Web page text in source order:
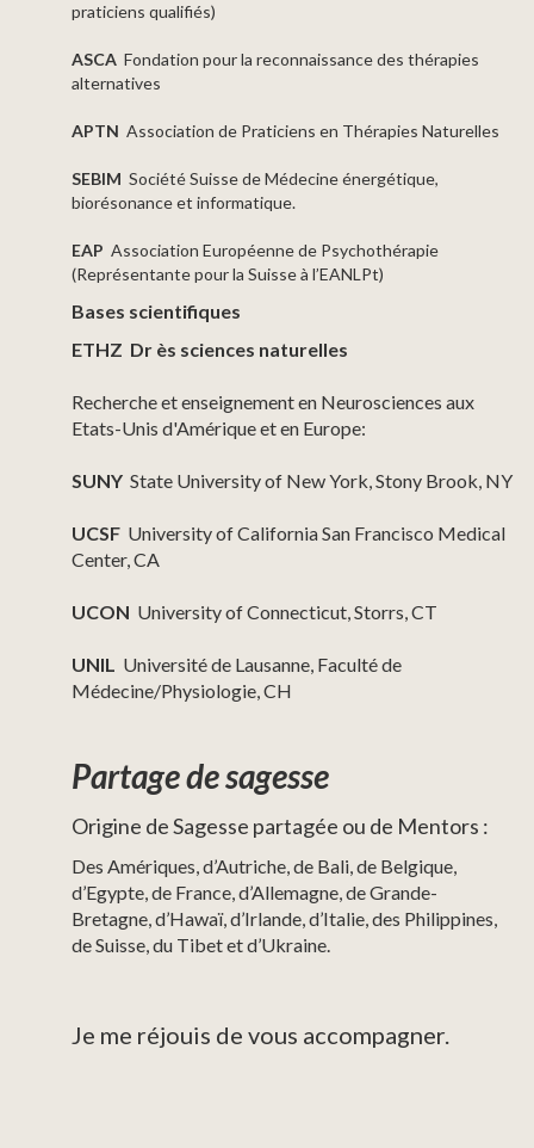
praticiens qualifiés)
ASCA Fondation pour la reconnaissance des thérapies
alternatives
APTN Association de Praticiens en Thérapies Naturelles
SEBIM Société Suisse de Médecine énergétique,
biorésonance et informatique.
EAP Association Européenne de Psychothérapie
(Représentante pour la Suisse à l’EANLPt)
Bases scientifiques
ETHZ Dr ès sciences naturelles
Recherche et enseignement en Neurosciences aux
Etats-Unis d'Amérique et en Europe:
SUNY State University of New York, Stony Brook, NY
UCSF University of California San Francisco Medical
Center, CA
UCON University of Connecticut, Storrs, CT
UNIL Université de Lausanne, Faculté de
Médecine/Physiologie, CH
Partage de sagesse
Origine de Sagesse partagée ou de Mentors :
Des Amériques, d’Autriche, de Bali, de Belgique,
d’Egypte, de France,d’Allemagne,de Grande-
Bretagne,d’Hawaï, d’Irlande, d’Italie, des Philippines,
de Suisse, du Tibet et d’Ukraine.
Je me réjouis de vous accompagner.